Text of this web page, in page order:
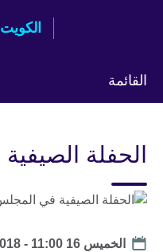
الكويت
القائمة
الحفلة الصيفية
Date
الخميس 16 August 2018 - 11:00